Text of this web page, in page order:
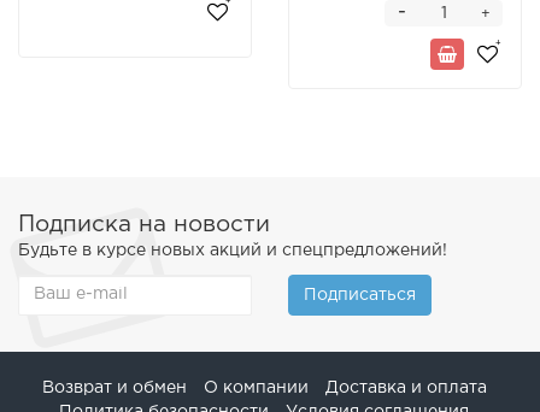
+
-
Подписка на новости
Будьте в курсе новых акций и спецпредложений!
Подписаться
Возврат и обмен О компании
Доставка и оплата